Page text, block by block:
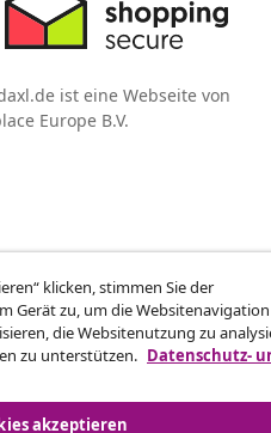
ist eine Webseite von
Europe B.V.
klicken, stimmen Sie der
Gerät zu, um die
die Websitenutzung zu
zu unterstützen. Datenschutz-
akzeptieren